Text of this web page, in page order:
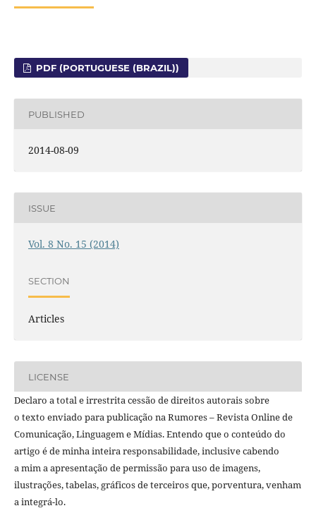
PDF (PORTUGUESE (BRAZIL))
PUBLISHED
2014-08-09
ISSUE
Vol. 8 No. 15 (2014)
SECTION
Articles
LICENSE
Declaro a total e irrestrita cessão de direitos autorais sobre
o texto enviado para publicação na Rumores – Revista Online de
Comunicação, Linguagem e Mídias. Entendo que o conteúdo do
artigo é de minha inteira responsabilidade, inclusive cabendo
a mim a apresentação de permissão para uso de imagens,
ilustrações, tabelas, gráficos de terceiros que, porventura, venham
a integrá-lo.